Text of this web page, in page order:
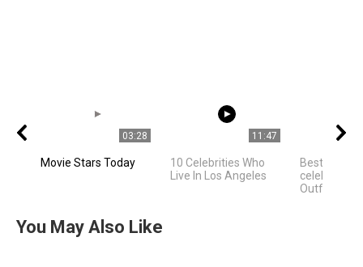
03:28
Movie Stars Today
11:47
10 Celebrities Who
Live In Los Angeles
Best
celebrities
Outfit Ideas
You May Also Like